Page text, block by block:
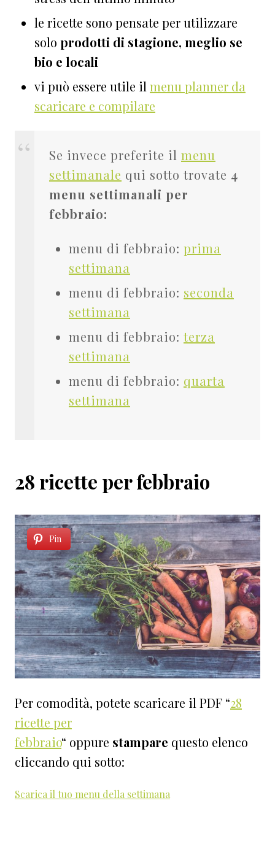
le ricette sono pensate per utilizzare
solo prodotti di stagione, meglio se
bio e locali
vi può essere utile il menu planner da
scaricare e compilare
Se invece preferite il menu
settimanale qui sotto trovate 4
menu settimanali per
febbraio:
menu di febbraio: prima
settimana
menu di febbraio: seconda
settimana
menu di febbraio: terza
settimana
menu di febbraio: quarta
settimana
28 ricette per febbraio
Pin
Per comodità, potete scaricare il PDF “28
ricette per
febbraio“ oppure stampare questo elenco
cliccando qui sotto:
Scarica il tuo menu della settimana